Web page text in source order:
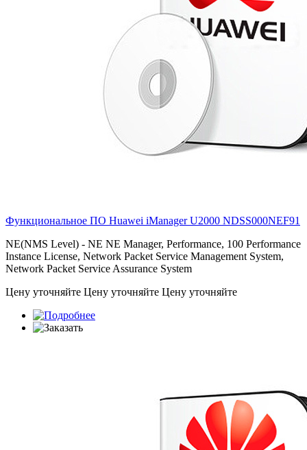
Функциональное ПО Huawei iManager U2000 NDSS000NEF91
NE(NMS Level) - NE NE Manager, Performance, 100 Performance
Instance License, Network Packet Service Management System,
Network Packet Service Assurance System
Цену уточняйте Цену уточняйте Цену уточняйте